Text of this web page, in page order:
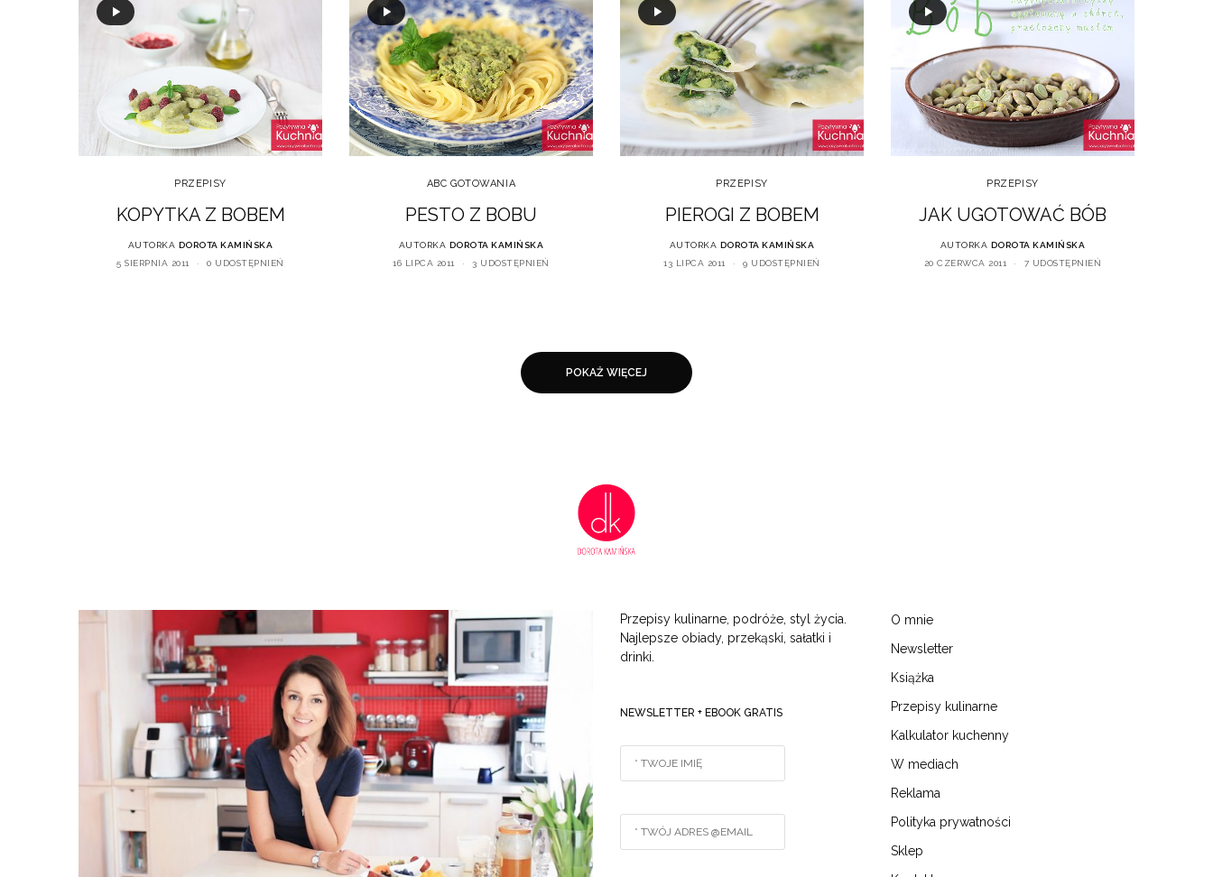
PRZEPISY
KOPYTKA Z BOBEM
AUTORKA DOROTA KAMIŃSKA
5 SIERPNIA 2011
0 UDOSTĘPNIEŃ
ABC GOTOWANIA
PESTO Z BOBU
AUTORKA DOROTA KAMIŃSKA
16 LIPCA 2011
3 UDOSTĘPNIEŃ
PRZEPISY
PIEROGI Z BOBEM
AUTORKA DOROTA KAMIŃSKA
13 LIPCA 2011
9 UDOSTĘPNIEŃ
PRZEPISY
JAK UGOTOWAĆ BÓB
AUTORKA DOROTA KAMIŃSKA
20 CZERWCA 2011
7 UDOSTĘPNIEŃ
POKAŻ WIĘCEJ
Przepisy kulinarne, podróże, styl życia.
Najlepsze obiady, przekąski, sałatki i
drinki.
NEWSLETTER + EBOOK GRATIS
O mnie
Newsletter
Książka
Przepisy kulinarne
Kalkulator kuchenny
W mediach
Reklama
Polityka prywatności
Sklep